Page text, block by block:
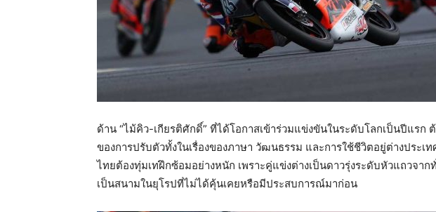
ด้าน “ไม้คิว-เกียรติศักดิ์” ที่ได้โอกาสเข้าร่วมแข่งขันในระดับโลกเป็นปีแรก
ของการปรับตัวทั้งในเรื่องของภาษา วัฒนธรรม และการใช้ชีวิตอยู่ต่างประเ
ไทยต้องทุ่มเทฝึกซ้อมอย่างหนัก เพราะคู่แข่งต่างเป็นดาวรุ่งระดับหัวแถวจา
เป็นสนามในยุโรปที่ไม่ได้คุ้นเคยหรือมีประสบการณ์มาก่อน